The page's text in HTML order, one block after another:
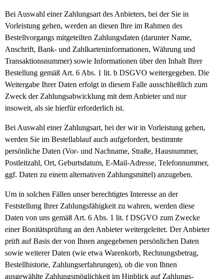
Bei Auswahl einer Zahlungsart des Anbieters, bei der Sie in
Vorleistung gehen, werden an diesen Ihre im Rahmen des
Bestellvorgangs mitgeteilten Zahlungsdaten (darunter Name,
Anschrift, Bank- und Zahlkarteninformationen, Währung und
Transaktionsnummer) sowie Informationen über den Inhalt Ihrer
Bestellung gemäß Art. 6 Abs. 1 lit. b DSGVO weitergegeben. Die
Weitergabe Ihrer Daten erfolgt in diesem Falle ausschließlich zum
Zweck der Zahlungsabwicklung mit dem Anbieter und nur
insoweit, als sie hierfür erforderlich ist.
Bei Auswahl einer Zahlungsart, bei der wir in Vorleistung gehen,
werden Sie im Bestellablauf auch aufgefordert, bestimmte
persönliche Daten (Vor- und Nachname, Straße, Hausnummer,
Postleitzahl, Ort, Geburtsdatum, E-Mail-Adresse, Telefonnummer,
ggf. Daten zu einem alternativen Zahlungsmittel) anzugeben.
Um in solchen Fällen unser berechtigtes Interesse an der
Feststellung Ihrer Zahlungsfähigkeit zu wahren, werden diese
Daten von uns gemäß Art. 6 Abs. 1 lit. f DSGVO zum Zwecke
einer Bonitätsprüfung an den Anbieter weitergeleitet. Der Anbieter
prüft auf Basis der von Ihnen angegebenen persönlichen Daten
sowie weiterer Daten (wie etwa Warenkorb, Rechnungsbetrag,
Bestellhistorie, Zahlungserfahrungen), ob die von Ihnen
ausgewählte Zahlungsmöglichkeit im Hinblick auf Zahlungs-